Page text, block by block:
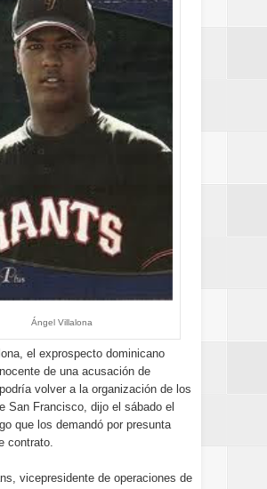
Ángel Villalona
el exprospecto dominicano
de una acusación de
volver a la organización de los
San Francisco, dijo el sábado el
que los demandó por presunta
contrato.
vicepresidente de operaciones de